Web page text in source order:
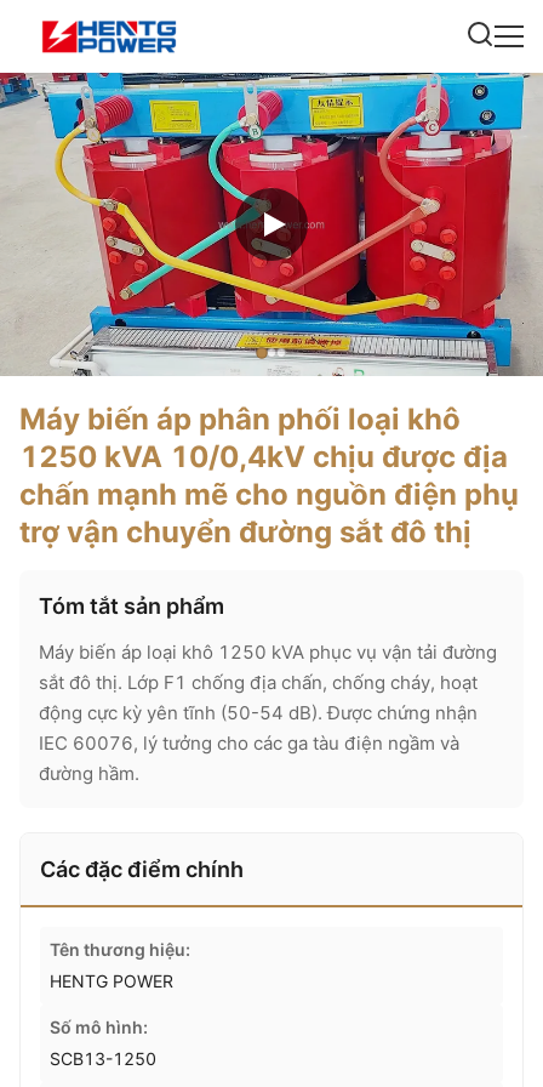
Máy biến áp phân phối loại khô
1250 kVA 10/0,4kV chịu được địa
chấn mạnh mẽ cho nguồn điện phụ
trợ vận chuyển đường sắt đô thị
Tóm tắt sản phẩm
Máy biến áp loại khô 1250 kVA phục vụ vận tải đường
sắt đô thị. Lớp F1 chống địa chấn, chống cháy, hoạt
động cực kỳ yên tĩnh (50-54 dB). Được chứng nhận
IEC 60076, lý tưởng cho các ga tàu điện ngầm và
đường hầm.
Các đặc điểm chính
Tên thương hiệu:
HENTG POWER
Số mô hình:
SCB13-1250